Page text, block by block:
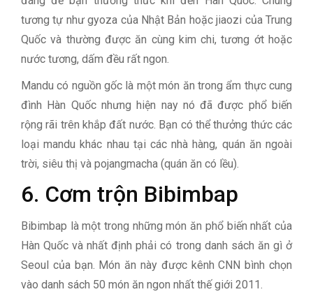
tương tự như gyoza của Nhật Bản hoặc jiaozi của Trung
Quốc và thường được ăn cùng kim chi, tương ớt hoặc
nước tương, dấm đều rất ngon.
Mandu có nguồn gốc là một món ăn trong ẩm thực cung
đình Hàn Quốc nhưng hiện nay nó đã được phổ biến
rộng rãi trên khắp đất nước. Bạn có thể thưởng thức các
loại mandu khác nhau tại các nhà hàng, quán ăn ngoài
trời, siêu thị và pojangmacha (quán ăn có lều).
6. Cơm trộn Bibimbap
Bibimbap là một trong những món ăn phổ biến nhất của
Hàn Quốc và nhất định phải có trong danh sách ăn gì ở
Seoul của bạn. Món ăn này được kênh CNN bình chọn
vào danh sách 50 món ăn ngon nhất thế giới 2011.